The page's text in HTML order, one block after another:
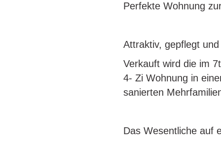
Perfekte Wohnung
Attraktiv, gepflegt
Verkauft wird die im
4- Zi Wohnung in
sanierten
Das Wesentliche